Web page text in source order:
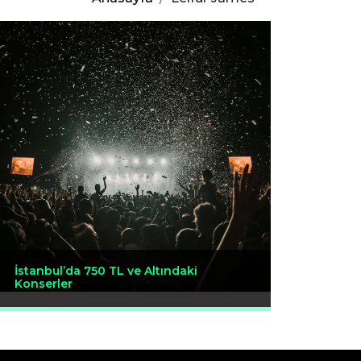
İstanbul’da 750 TL ve Altındaki
Konserler